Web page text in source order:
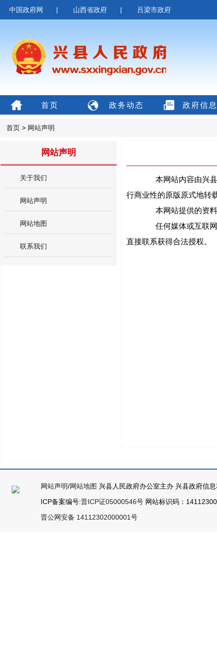
中国政府网 | 山西省政府 | 吕梁市政府
首页 政务动态 政府信
首页 > 网站声明
网站声明
关于我们
网站声明
网站地图
联系我们
本网站内容由兴县
行商业性的原版原式地转
本网站提供的资料
任何媒体或互联网
直接联系获得合法授权。
网站声明/网站地图 兴县人民政府办公室主办 兴县政府信
ICP备案编号:晋ICP证05000546号 网站标识码：
晋公网安备 14112302000001号